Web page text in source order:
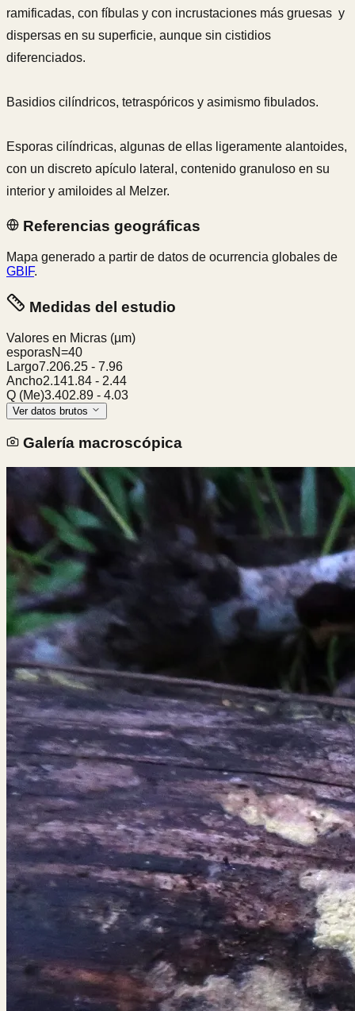
ramificadas, con fíbulas y con incrustaciones más gruesas y
dispersas en su superficie, aunque sin cistidios
diferenciados.
Basidios cilíndricos, tetraspóricos y asimismo fibulados.
Esporas cilíndricas, algunas de ellas ligeramente alantoides,
con un discreto apículo lateral, contenido granuloso en su
interior y amiloides al Melzer.
Referencias geográficas
Mapa generado a partir de datos de ocurrencia globales de
GBIF.
Medidas del estudio
Valores en Micras (µm)
esporasN=40
Largo7.206.25 - 7.96
Ancho2.141.84 - 2.44
Q (Me)3.402.89 - 4.03
Ver datos brutos
Galería macroscópica